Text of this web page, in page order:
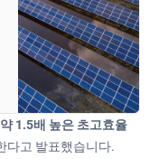
1.5배 높은 초고효율
다고 발표했습니다.